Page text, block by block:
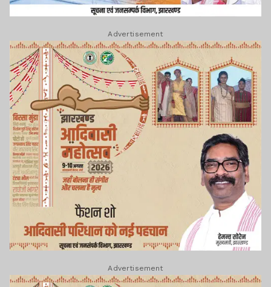
Advertisement
Advertisement